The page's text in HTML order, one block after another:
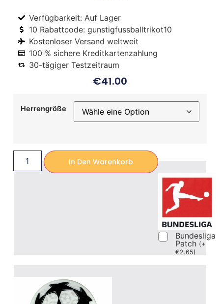
Verfügbarkeit: Auf Lager
10 Rabattcode: gunstigfussballtrikot10
Kostenloser Versand weltweit
100 % sichere Kreditkartenzahlung
30-tägiger Testzeitraum
€41.00
Herrengröße
In Den Warenkorb
Bundesliga
Patch (+
€2.65)